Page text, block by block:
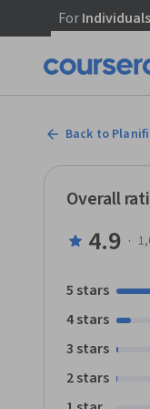
ForIndividuals
Back to
Overall
4.9 ·
5 stars
4 stars
3 stars
2 stars